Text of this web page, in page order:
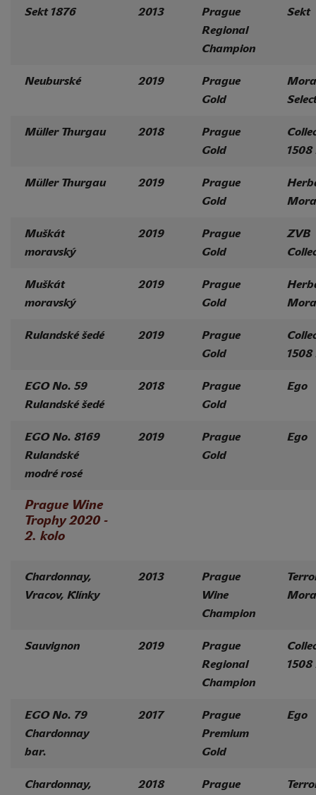
Sekt 1876 2013
Prague
Regional
Champion
Sekt
Neuburské 2019
Prague
Gold
Müller Thurgau 2018
Prague
Gold
1508
Müller Thurgau 2019
Prague
Gold
Muškát
moravský
2019
Prague
Gold
ZVB
Muškát
moravský
2019
Prague
Gold
Rulandské šedé 2019
Prague
Gold
1508
EGO No. 59
Rulandské šedé
2018
Prague
Gold
Ego
EGO No. 8169
Rulandské
modré rosé
2019
Prague
Gold
Ego
Prague Wine
Trophy 2020 -
2. kolo
Chardonnay,
Vracov, Klínky
2013
Prague
Wine
Champion
Sauvignon 2019
Prague
Regional
Champion
1508
EGO No. 79
Chardonnay
bar.
2017
Prague
Premium
Gold
Ego
Chardonnay,
2018
Prague